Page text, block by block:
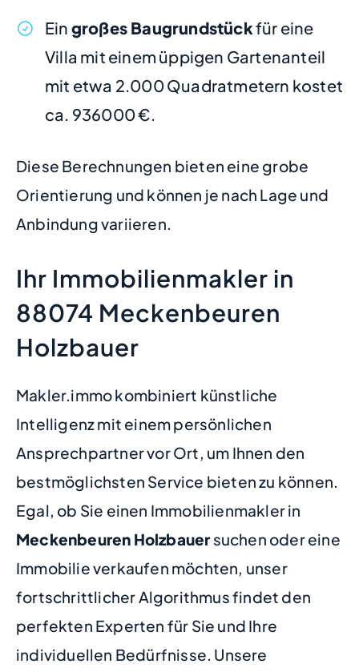
Ein großes Baugrundstückfür eine
Villa mit einem üppigen Gartenanteil
mit etwa 2.000 Quadratmetern kostet
ca. 936000 €.
Diese Berechnungen bieten eine grobe
Orientierung und können je nach Lage und
Anbindung variieren.
Ihr Immobilienmakler in
88074 Meckenbeuren
Holzbauer
Makler.immo kombiniert künstliche
Intelligenz mit einem persönlichen
Ansprechpartner vor Ort, um Ihnen den
bestmöglichsten Service bieten zu können.
Egal, ob Sie einen Immobilienmakler in
Meckenbeuren Holzbauersuchen oder eine
Immobilie verkaufen möchten, unser
fortschrittlicher Algorithmus findet den
perfekten Experten für Sie und Ihre
individuellen Bedürfnisse. Unsere